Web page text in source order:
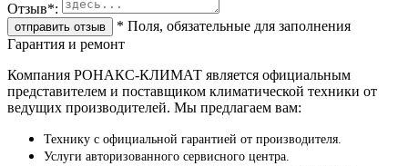
Отзыв*:
* Поля, обязательные для заполнения
Гарантия и ремонт
Компания РОНАКС-КЛИМАТ является официальным
представителем и поставщиком климатической техники от
ведущих производителей. Мы предлагаем вам:
Технику с официальной гарантией от производителя.
Услуги авторизованного сервисного центра.